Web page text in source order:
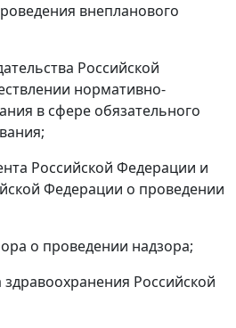
внепланового
Российской
нормативно-
в сфере обязательного
Российской Федерации и
Федерации о проведении
о проведении надзора;
Российской